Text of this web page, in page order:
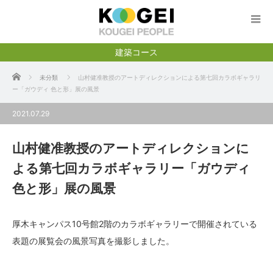
建築コース
ホーム 未分類
山村健准教授のアートディレクションによる第七回カラボギャラリ
ー「ガウディ 色と形」展の風景
2021.07.29
山村健准教授のアートディレクションに
よる第七回カラボギャラリー「ガウディ
色と形」展の風景
厚木キャンパス10号館2階のカラボギャラリーで開催されている
表題の展覧会の風景写真を撮影しました。